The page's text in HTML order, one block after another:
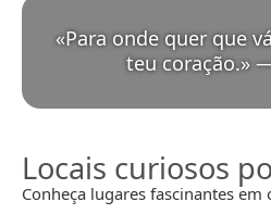
«Para onde quer que
teu coração.»
Locais curiosos
Conheça lugares fascinantes